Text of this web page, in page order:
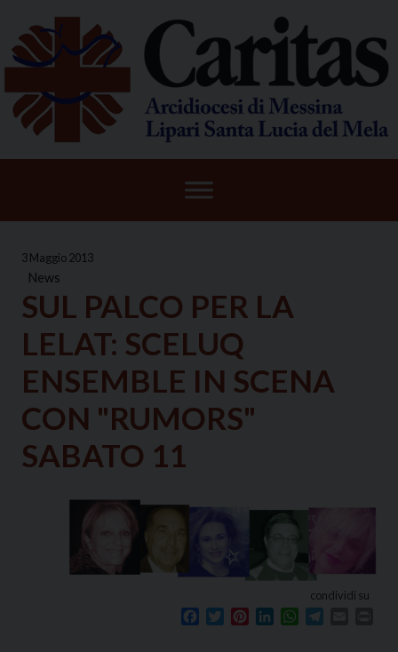
content
3 Maggio 2013
News
SUL PALCO PER LA
LELAT: SCELUQ
ENSEMBLE IN SCENA
CON "RUMORS"
SABATO 11
condividi su
Facebook
TwitterPinterestLinkedInWhatsApp